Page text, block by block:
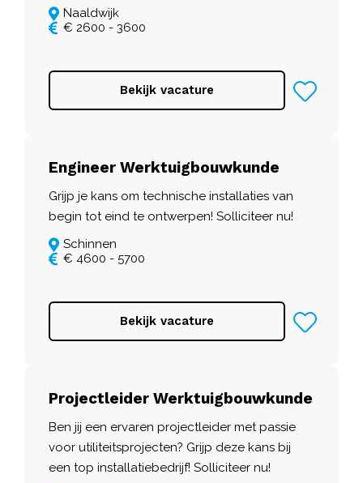
Naaldwijk
€ 2600 - 3600
Bekijk vacature
Engineer Werktuigbouwkunde
Grijp je kans om technische installaties van
begin tot eind te ontwerpen! Solliciteer nu!
Schinnen
€ 4600 - 5700
Bekijk vacature
Projectleider Werktuigbouwkunde
Ben jij een ervaren projectleider met passie
voor utiliteitsprojecten? Grijp deze kans bij
een top installatiebedrijf! Solliciteer nu!